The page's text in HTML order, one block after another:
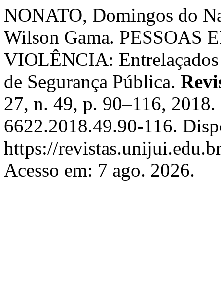
NONATO, Domingos do
Wilson Gama. PESSOAS
VIOLÊNCIA: Entrelaçados
de Segurança Pública.
27, n. 49, p. 90–116,
6622.2018.49.90-116.
https://
Acesso em: 7 ago. 2026.